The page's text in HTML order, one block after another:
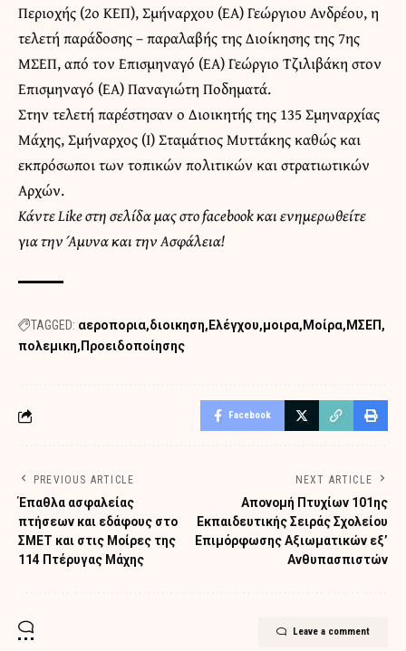
Περιοχής (2ο ΚΕΠ), Σμήναρχου (ΕΑ) Γεώργιου Ανδρέου, η
τελετή παράδοσης – παραλαβής της Διοίκησης της 7ης
ΜΣΕΠ, από τον Επισμηναγό (ΕΑ) Γεώργιο Τζιλιβάκη στον
Επισμηναγό (ΕΑ) Παναγιώτη Ποδηματά.
Στην τελετή παρέστησαν ο Διοικητής της 135 Σμηναρχίας
Μάχης, Σμήναρχος (Ι) Σταμάτιος Μυττάκης καθώς και
εκπρόσωποι των τοπικών πολιτικών και στρατιωτικών
Αρχών.
Kάντε Like στη σελίδα μας στο facebook και ενημερωθείτε
για την Άμυνα και την Ασφάλεια!
TAGGED: αεροπορια διοικηση Ελέγχου μοιρα Μοίρα ΜΣΕΠ
πολεμικη Προειδοποίησης
Facebook
PREVIOUS ARTICLE
Έπαθλα ασφαλείας
πτήσεων και εδάφους στο
ΣΜΕΤ και στις Μοίρες της
114 Πτέρυγας Μάχης
NEXT ARTICLE
Απονομή Πτυχίων 101ης
Εκπαιδευτικής Σειράς Σχολείου
Επιμόρφωσης Αξιωματικών εξ’
Ανθυπασπιστών
Leave a comment